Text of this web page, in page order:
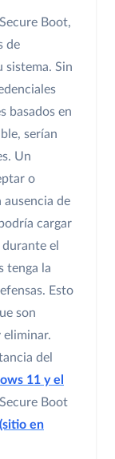
Boot,
de
sistema. Sin
basados en
serían
Un
o
ausencia de
cargar
el
tenga la
Esto
son
del
11 y el
Boot
en